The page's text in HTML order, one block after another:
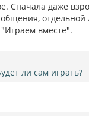
Сначала даже
вместе".
ли сам играть?